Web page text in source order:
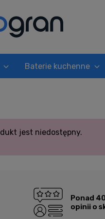
Baterie kuchenne
jest niedostępny.
Ponad
opinii o